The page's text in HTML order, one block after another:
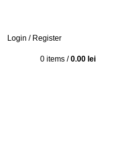
Login / Register
0 items / 0.00 lei